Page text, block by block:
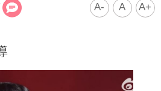
A- A A+